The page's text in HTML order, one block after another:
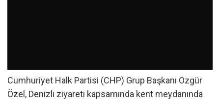
Cumhuriyet Halk Partisi (CHP) Grup Başkanı Özgür
Özel, Denizli ziyareti kapsamında kent meydanında